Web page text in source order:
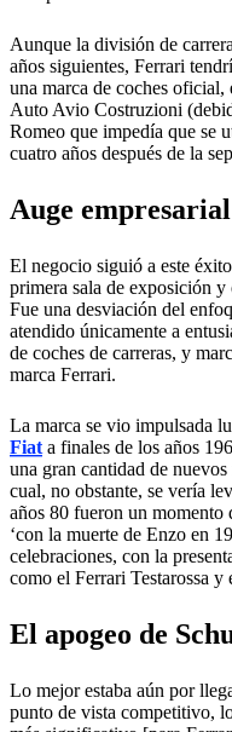
Aunque la división de
años siguientes, Ferrari
una marca de coches
Auto Avio Costruzioni
Romeo que impedía que se
cuatro años después de la
Auge empresarial
El negocio siguió a este
primera sala de exposición
Fue una desviación del
atendido únicamente a
de coches de carreras, y
marca Ferrari.
La marca se vio impulsada
Fiat a finales de los años
una gran cantidad de
cual, no obstante, se vería
años 80 fueron un momento
‘con la muerte de Enzo en
celebraciones, con la
como el Ferrari Testarossa
El apogeo de
Lo mejor estaba aún por
punto de vista competitivo,